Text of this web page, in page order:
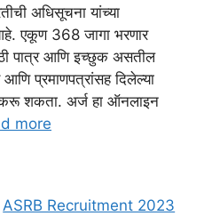
अधिसूचना यांच्या
एकूण 368 जागा भरणार
पात्र आणि इच्छुक असतील
प्रमाणपत्रांसह दिलेल्या
करू शकता. अर्ज हा ऑनलाइन
more
ASRB Recruitment 2023